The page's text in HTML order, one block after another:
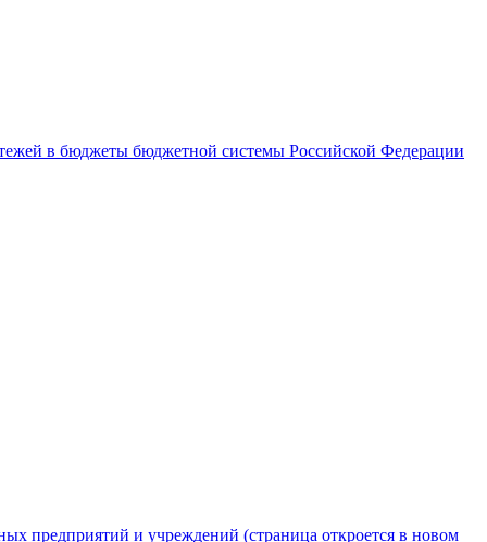
в бюджеты бюджетной системы Российской Федерации